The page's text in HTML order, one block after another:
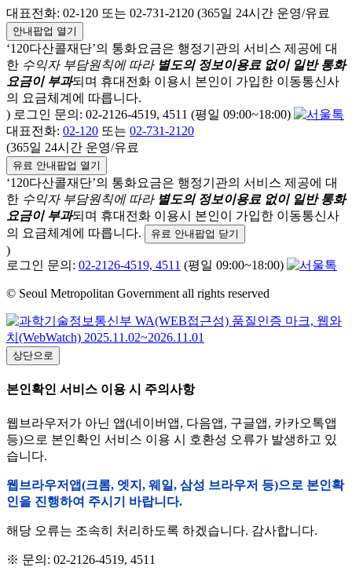
대표전화: 02-120 또는 02-731-2120 (365일 24시간 운영/유료
안내팝업 열기
‘120다산콜재단’의 통화요금은 행정기관의 서비스 제공에 대
한 수익자 부담원칙에 따라 별도의 정보이용료 없이 일반 통화
요금이 부과되며 휴대전화 이용시 본인이 가입한 이동통신사
의 요금체계에 따릅니다.
) 로그인 문의: 02-2126-4519, 4511 (평일 09:00~18:00)
대표전화: 02-120 또는 02-731-2120
(365일 24시간 운영/유료
유료 안내팝업 열기
‘120다산콜재단’의 통화요금은 행정기관의 서비스 제공에 대
한 수익자 부담원칙에 따라 별도의 정보이용료 없이 일반 통화
요금이 부과되며 휴대전화 이용시 본인이 가입한 이동통신사
의 요금체계에 따릅니다.
유료 안내팝업 닫기
)
로그인 문의: 02-2126-4519, 4511 (평일 09:00~18:00)
© Seoul Metropolitan Government all rights reserved
상단으로
본인확인 서비스 이용 시 주의사항
웹브라우저가 아닌 앱(네이버앱, 다음앱, 구글앱, 카카오톡앱
등)으로 본인확인 서비스 이용 시 호환성 오류가 발생하고 있
습니다.
웹브라우저앱(크롬, 엣지, 웨일, 삼성 브라우저 등)으로 본인확
인을 진행하여 주시기 바랍니다.
해당 오류는 조속히 처리하도록 하겠습니다. 감사합니다.
※ 문의: 02-2126-4519, 4511